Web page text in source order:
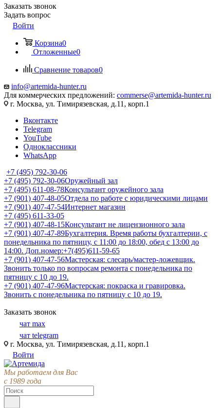
Заказать звонок
Задать вопрос
Войти
Корзина0
Отложенные0
Сравнение товаров0
info@artemida-hunter.ru
Для коммерческих предложений: commerse@artemida-hunter.ru
г. Москва, ул. Тимирязевская, д.11, корп.1
Вконтакте
Telegram
YouTube
Одноклассники
WhatsApp
+7 (495) 792-30-06
+7 (495) 792-30-06Оружейный зал
+7 (495) 611-08-78Консультант оружейного зала
+7 (901) 407-48-05Отдела по работе с юридическими лицами
+7 (901) 407-47-54Интернет магазин
+7 (495) 611-33-05
+7 (901) 407-48-15Консультант не лицензионного зала
+7 (901) 407-47-89Бухгалтерия. Время работы бухгалтерии, с
понедельника по пятницу, с 11:00 до 18:00, обед с 13:00 до
14:00. Доп.номер:+7(495)611-59-65
+7 (901) 407-47-56Мастерская: слесарь/мастер-ложевщик.
Звонить только по вопросам ремонта с понедельника по
пятницу с 10 до 19.
+7 (901) 407-47-96Мастерская: покраска и гравировка.
Звонить с понедельника по пятницу с 10 до 19.
Заказать звонок
чат max
чат telegram
г. Москва, ул. Тимирязевская, д.11, корп.1
Войти
Мы работаем для Вас
с 1989 года